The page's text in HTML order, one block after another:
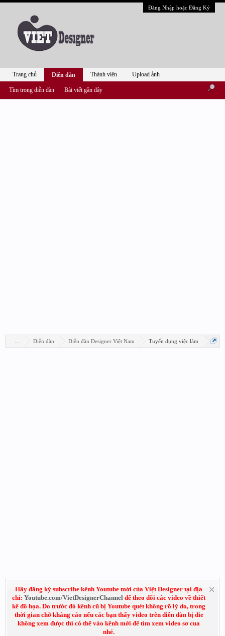
Đăng Nhập hoặc Đăng Ký
Diễn đàn Diễn đàn Designer Việt Nam Tuyển dụng việc làm
Hãy đăng ký subscribe kênh Youtube mới của Việt Designer tại địa
chỉ: Youtube.com/VietDesignerChannel để theo dõi các video về thiết
kế đồ họa. Do trước đó kênh cũ bị Youtube quét không rõ lý do, trong
thời gian chờ kháng cáo nếu các bạn thấy video trên diễn đàn bị die
không xem được thì có thể vào kênh mới để tìm xem video sơ cua
nhé.
Trang chủ Diễn đàn
Tìm trong diễn đàn Bài viết gần đây
Thành viên Upload ảnh